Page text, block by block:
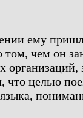
ему
чем он
организаций,
что целью